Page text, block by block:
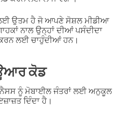
ਉਤਮ ਹੈ ਜੋ ਆਪਣੇ ਸੋਸ਼ਲ ਮੀਡੀਆ
ਨਾਲ ਉਨ੍ਹਾਂ ਦੀਆਂ ਪਸੰਦੀਦਾ
ਲਈ ਚਾਹੁੰਦੀਆਂ ਹਨ।
ਕੋਡ
ਨੂੰ ਮੋਬਾਈਲ ਜੰਤਰਾਂ ਲਈ ਅਨੁਕੂਲ
ਦਿੰਦਾ ਹੈ।